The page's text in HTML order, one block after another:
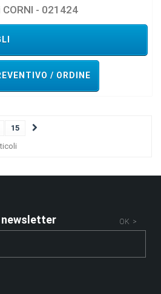
CORNI - 021424
/ ORDINE
15
OK >